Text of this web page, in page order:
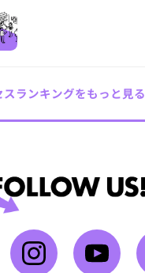
スランキングをもっと見る